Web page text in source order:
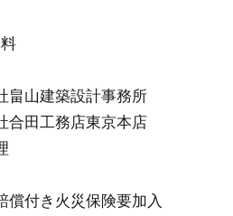
建築設計事務所
工務店東京本店
き火災保険要加入